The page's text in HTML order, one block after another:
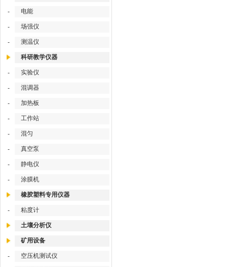
- 电能
- 场强仪
- 测温仪
科研教学仪器
- 实验仪
- 混调器
- 加热板
- 工作站
- 混匀
- 真空泵
- 静电仪
- 涂膜机
橡胶塑料专用仪器
- 粘度计
土壤分析仪
矿用设备
- 空压机测试仪